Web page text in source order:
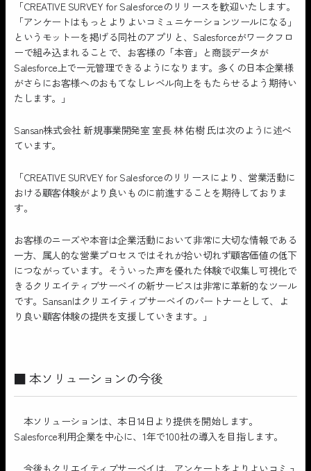
「CREATIVE SURVEY for Salesforceのリリースを歓迎いたします。
「アンケートはもっとよりよいコミュニケーションツールになる」
というモットーを掲げる同社のアプリと、Salesforceがワークフロ
ーで組み込まれることで、お客様の「本音」と商談データが
Salesforce上で一元管理できるようになります。多くの日本企業様
がさらにお客様へのおもてなしレベル向上をもたらせるよう期待い
たします。」
Sansan株式会社 新規事業開発室 室長 林 佑樹 氏は次のように述べ
ています。
「CREATIVE SURVEY for Salesforceのリリースにより、営業活動に
おける顧客体験がより良いものに前進することを期待しておりま
す。
お客様のニーズや本音は企業活動において非常に大切な情報である
一方、属人的な営業プロセスではそれが拾い切れず顧客価値の低下
につながっています。そういった声を優れた体験で収集し可視化で
きるクリエイティブサーベイの新サービスは非常に革新的なツール
です。Sansanはクリエイティブサーベイのパートナーとして、よ
り良い顧客体験の提供を支援していきます。」
■ 本ソリューションの今後
本ソリューションは、本日14日より提供を開始します。
Salesforce利用企業を中心に、1年で100社の導入を目指します。
今後もクリエイティブサーベイは、アンケートをよりよいコミュ